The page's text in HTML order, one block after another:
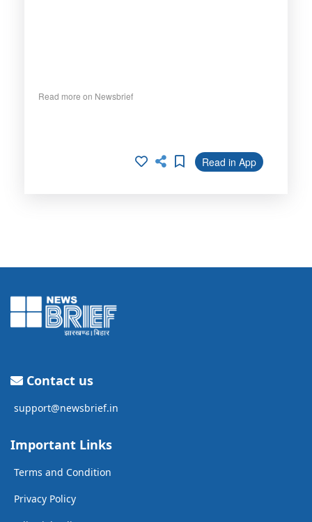
Read more on Newsbrief
Read in App
Contact us
support@newsbrief.in
Important Links
Terms and Condition
Privacy Policy